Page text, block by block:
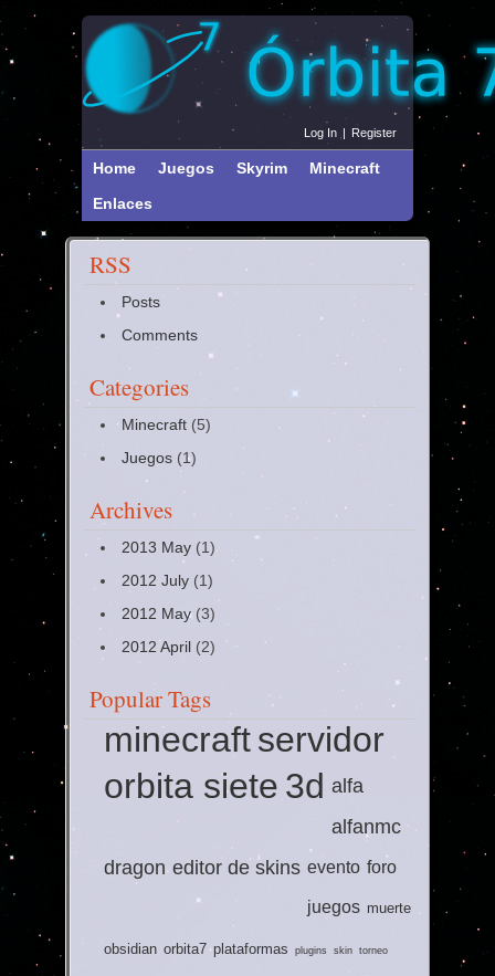
Log In | Register
Home Juegos Skyrim
Minecraft
Enlaces
RSS
Posts
Comments
Categories
Minecraft (5)
Juegos (1)
Archives
2013 May (1)
2012 July (1)
2012 May (3)
2012 April (2)
Popular Tags
minecraftservidor
orbita siete 3d alfa
alfanmc
dragon editor de skins evento foro
juegos muerte
obsidian orbita7 plataformas plugins skin torneo